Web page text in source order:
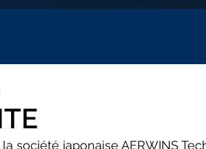
société japonaise AERWINS